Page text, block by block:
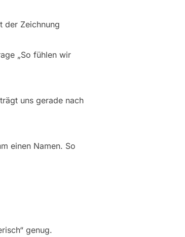
der Zeichnung
„So fühlen wir
uns gerade nach
einen Namen. So
genug.